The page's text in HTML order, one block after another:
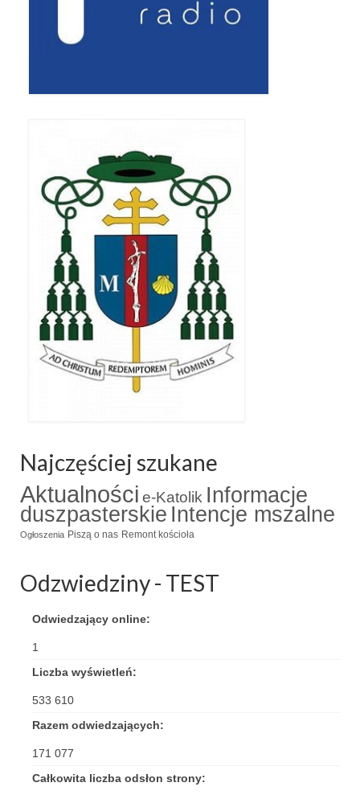
Standardy ochrony małoletnich
Najczęściej szukane
Aktualności e-Katolik Informacje
duszpasterskie Intencje mszalne
Ogłoszenia Piszą o nas Remont kościoła
Odzwiedziny - TEST
Odwiedzający online:
1
Liczba wyświetleń:
533 610
Razem odwiedzających:
171 077
Całkowita liczba odsłon strony: